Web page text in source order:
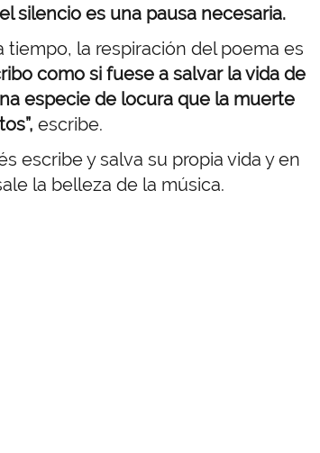
silencio es una pausa necesaria.
la respiración del poema es
como si fuese a salvar la vida de
especie de locura que la muerte
escribe.
escribe y salva su propia vida y en
la belleza de la música.